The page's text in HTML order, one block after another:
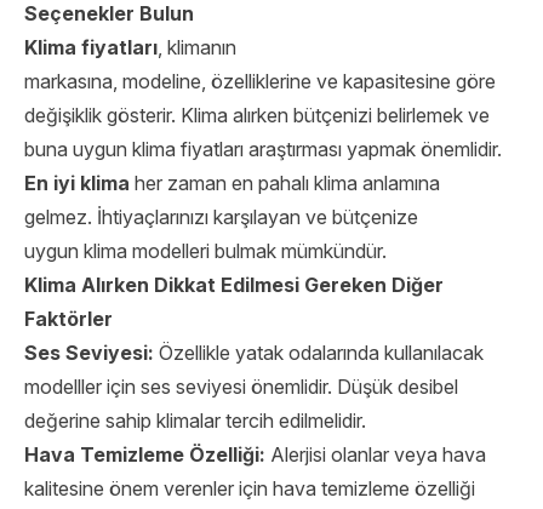
Seçenekler Bulun
Klima fiyatları, klimanın
markasına, modeline, özelliklerine ve kapasitesine göre
değişiklik gösterir. Klima alırken bütçenizi belirlemek ve
buna uygun klima fiyatları araştırması yapmak önemlidir.
En iyi klima her zaman en pahalı klima anlamına
gelmez. İhtiyaçlarınızı karşılayan ve bütçenize
uygun klima modelleri bulmak mümkündür.
Klima Alırken Dikkat Edilmesi Gereken Diğer
Faktörler
Ses Seviyesi: Özellikle yatak odalarında kullanılacak
modelller için ses seviyesi önemlidir. Düşük desibel
değerine sahip klimalar tercih edilmelidir.
Hava Temizleme Özelliği: Alerjisi olanlar veya hava
kalitesine önem verenler için hava temizleme özelliği